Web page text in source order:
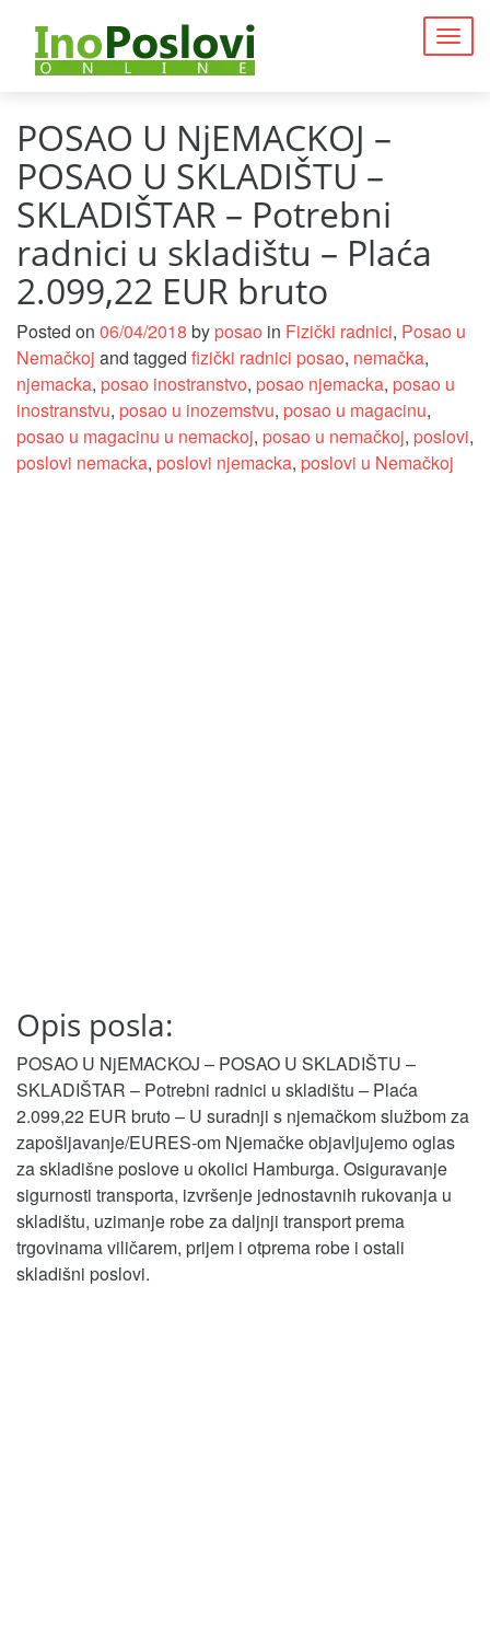
POSAO U NjEMACKOJ –
POSAO U SKLADIŠTU –
SKLADIŠTAR – Potrebni
radnici u skladištu – Plaća
2.099,22 EUR bruto
Posted on 06/04/2018 by posao in Fizički radnici, Posao u
Nemačkoj and tagged fizički radnici posao, nemačka,
njemacka, posao inostranstvo, posao njemacka, posao u
inostranstvu, posao u inozemstvu, posao u magacinu,
posao u magacinu u nemackoj, posao u nemačkoj, poslovi,
poslovi nemacka, poslovi njemacka, poslovi u Nemačkoj
Opis posla:
POSAO U NjEMACKOJ – POSAO U SKLADIŠTU –
SKLADIŠTAR – Potrebni radnici u skladištu – Plaća
2.099,22 EUR bruto – U suradnji s njemačkom službom za
zapošljavanje/EURES-om Njemačke objavljujemo oglas
za skladišne poslove u okolici Hamburga. Osiguravanje
sigurnosti transporta, izvršenje jednostavnih rukovanja u
skladištu, uzimanje robe za daljnji transport prema
trgovinama viličarem, prijem i otprema robe i ostali
skladišni poslovi.